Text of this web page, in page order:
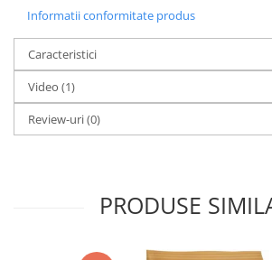
Informatii conformitate produs
Caracteristici
Video (1)
Review-uri(0)
PRODUSE